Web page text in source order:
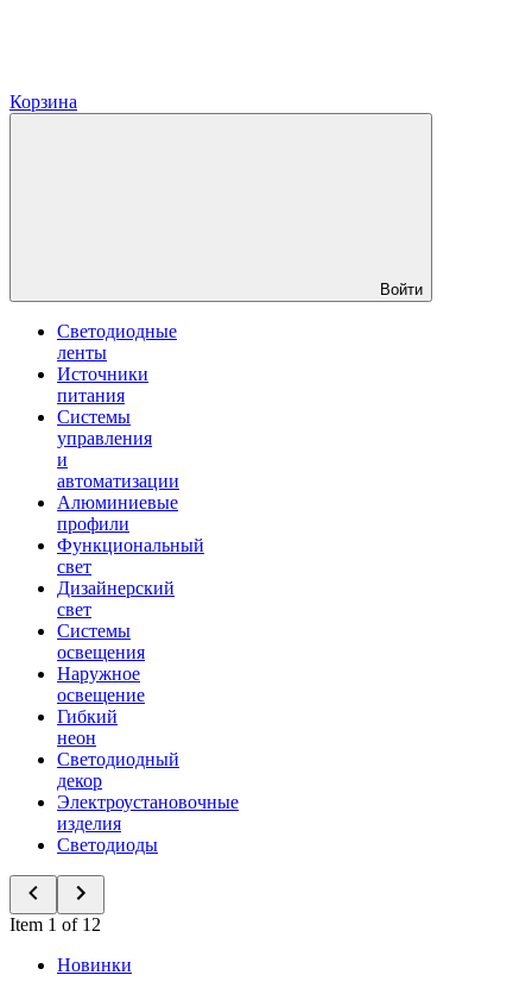
Корзина
Войти
Светодиодные
ленты
Источники
питания
Системы
управления
и
автоматизации
Алюминиевые
профили
Функциональный
свет
Дизайнерский
свет
Системы
освещения
Наружное
освещение
Гибкий
неон
Светодиодный
декор
Электроустановочные
изделия
Светодиоды
Item 1 of 12
Новинки